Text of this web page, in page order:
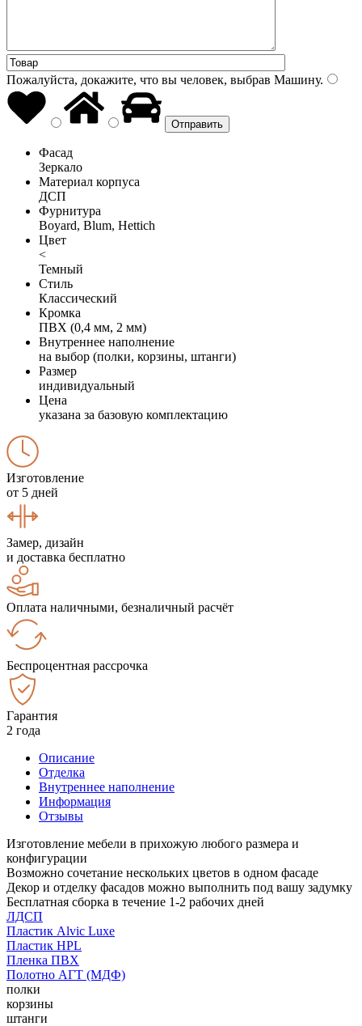
Пожалуйста, докажите, что вы человек, выбрав Машину.
Фасад
Зеркало
Материал корпуса
ДСП
Фурнитура
Boyard, Blum, Hettich
Цвет
<
Темный
Стиль
Классический
Кромка
ПВХ (0,4 мм, 2 мм)
Внутреннее наполнение
на выбор (полки, корзины, штанги)
Размер
индивидуальный
Цена
указана за базовую комплектацию
Изготовление
от 5 дней
Замер, дизайн
и доставка бесплатно
Оплата наличными, безналичный расчёт
Беспроцентная рассрочка
Гарантия
2 года
Описание
Отделка
Внутреннее наполнение
Информация
Отзывы
Изготовление мебели в прихожую любого размера и
конфигурации
Возможно сочетание нескольких цветов в одном фасаде
Декор и отделку фасадов можно выполнить под вашу задумку
Бесплатная сборка в течение 1-2 рабочих дней
ЛДСП
Пластик Alvic Luxe
Пластик HPL
Пленка ПВХ
Полотно АГТ (МДФ)
полки
корзины
штанги